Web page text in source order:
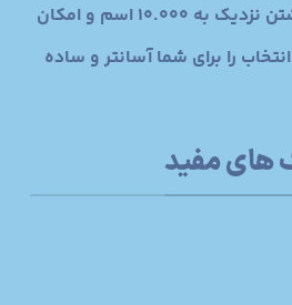
نمایید. این سایت با داشتن نزدیک به 10.000 اسم و امکان
انتخاب را برای شما آسانتر و ساده
های مفید